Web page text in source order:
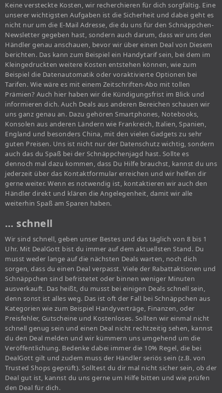
Keine versteckte Kosten, wir recherchieren für dich sorgfältig. Eine
unserer wichtigsten Aufgaben ist die Sicherheit und dabei geht es
nicht nur um die E-Mail Adresse, die du uns für den Schnäppchen-
Newsletter gegeben hast, sondern auch darum, dass wir uns den
Händler genau anschauen, bevor wir über einen Deal von Diesem
berichten. Das kann zum Beispiel ein Handytarif sein, bei dem im
Kleingedruckten weitere Kosten entstehen können, wie zum
Beispiel die Datenautomatik oder voraktivierte Optionen bei
Tarifen. Wie wäre es mit einem Zeitschriften-Abo mit tollen
Prämien? Auch hier haben wir die Kündigungsfrist im Blick und
informieren dich. Auch Deals aus anderen Bereichen schauen wir
uns ganz genau an. Dazu gehören Smartphones, Notebooks,
Konsolen aus anderen Ländern wie Frankreich, Italien, Spanien,
England und besonders China, mit den vielen Gadgets zu sehr
guten Preisen. Uns ist nicht nur der Datenschutz wichtig, sondern
auch das du Spaß bei der Schnäppchenjagd hast. Sollte es
dennoch mal dazu kommen, dass Du Hilfe brauchst, kannst du uns
jederzeit über das Kontaktformular erreichen und wir helfen dir
gerne weiter. Wenn es notwendig ist, kontaktieren wir auch den
Händler direkt und klären die Angelegenheit, damit wir alle
weiterhin Spaß am Sparen haben.
… schnell
Wir sind schnell, geben unser Bestes und das täglich von 8 bis 1
Uhr. Mit DealGott bist du immer auf dem aktuellsten Stand. Du
musst weder lange auf die nächsten Deals warten, noch dich
sorgen, dass du einen Deal verpasst. Viele der Rabattaktionen und
Schnäppchen sind befristetet oder binnen weniger Minuten
ausverkauft. Das heißt, du musst bei einigen Deals schnell sein,
denn sonst ist alles weg. Das ist oft der Fall bei Schnäppchen aus
Kategorien wie zum Beispiel Handyverträge, Finanzen, oder
Preisfehler, Gutscheine und Kostenloses. Sollten wir einmal nicht
schnell genug sein und einen Deal nicht rechtzeitig sehen, kannst
du den Deal melden und wir kümmern uns umgehend um die
Veröffentlichung. Bedenke dabei immer die 10% Regel, die bei
DealGott gilt und zudem muss der Händler seriös sein (z.B. von
Trusted Shops geprüft). Solltest du dir mal nicht sicher sein, ob der
Deal gut ist, kannst du uns gerne um Hilfe bitten und wie prüfen
den Deal für dich.